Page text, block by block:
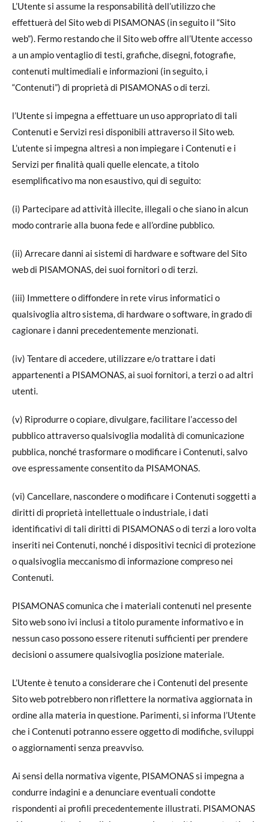
L’Utente si assume la responsabilità dell’utilizzo che
effettuerà del Sito web di PISAMONAS (in seguito il “Sito
web”). Fermo restando che il Sito web offre all’Utente accesso
a un ampio ventaglio di testi, grafiche, disegni, fotografie,
contenuti multimediali e informazioni (in seguito, i
“Contenuti”) di proprietà di PISAMONAS o di terzi.
l’Utente si impegna a effettuare un uso appropriato di tali
Contenuti e Servizi resi disponibili attraverso il Sito web.
L’utente si impegna altresì a non impiegare i Contenuti e i
Servizi per finalità quali quelle elencate, a titolo
esemplificativo ma non esaustivo, qui di seguito:
(i) Partecipare ad attività illecite, illegali o che siano in alcun
modo contrarie alla buona fede e all’ordine pubblico.
(ii) Arrecare danni ai sistemi di hardware e software del Sito
web di PISAMONAS, dei suoi fornitori o di terzi.
(iii) Immettere o diffondere in rete virus informatici o
qualsivoglia altro sistema, di hardware o software, in grado di
cagionare i danni precedentemente menzionati.
(iv) Tentare di accedere, utilizzare e/o trattare i dati
appartenenti a PISAMONAS, ai suoi fornitori, a terzi o ad altri
utenti.
(v) Riprodurre o copiare, divulgare, facilitare l’accesso del
pubblico attraverso qualsivoglia modalità di comunicazione
pubblica, nonché trasformare o modificare i Contenuti, salvo
ove espressamente consentito da PISAMONAS.
(vi) Cancellare, nascondere o modificare i Contenuti soggetti a
diritti di proprietà intellettuale o industriale, i dati
identificativi di tali diritti di PISAMONAS o di terzi a loro volta
inseriti nei Contenuti, nonché i dispositivi tecnici di protezione
o qualsivoglia meccanismo di informazione compreso nei
Contenuti.
PISAMONAS comunica che i materiali contenuti nel presente
Sito web sono ivi inclusi a titolo puramente informativo e in
nessun caso possono essere ritenuti sufficienti per prendere
decisioni o assumere qualsivoglia posizione materiale.
L’Utente è tenuto a considerare che i Contenuti del presente
Sito web potrebbero non riflettere la normativa aggiornata in
ordine alla materia in questione. Parimenti, si informa l’Utente
che i Contenuti potranno essere oggetto di modifiche, sviluppi
o aggiornamenti senza preavviso.
Ai sensi della normativa vigente, PISAMONAS si impegna a
condurre indagini e a denunciare eventuali condotte
rispondenti ai profili precedentemente illustrati. PISAMONAS